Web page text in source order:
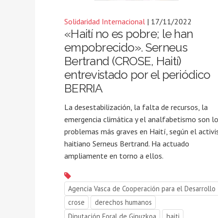
Solidaridad Internacional | 17/11/2022
«Haití no es pobre; le han
empobrecido». Serneus
Bertrand (CROSE, Haití)
entrevistado por el periódico
BERRIA
La desestabilización, la falta de recursos, la
emergencia climática y el analfabetismo son
problemas más graves en Haití, según el
haitiano Serneus Bertrand. Ha actuado
ampliamente en torno a ellos.
Agencia Vasca de Cooperación para el Desarrollo
crose
derechos humanos